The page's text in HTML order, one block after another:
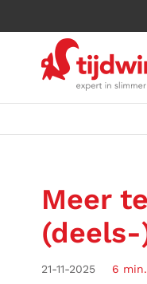
Meer
21-11-2025 6 min.